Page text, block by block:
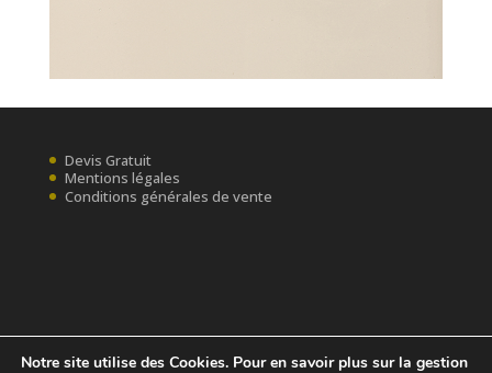
Devis Gratuit
Mentions légales
Conditions générales de vente
Notre site utilise des Cookies. Pour en savoir plus sur la gestion